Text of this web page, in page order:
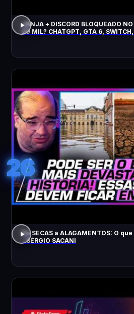
JANJA + DISCORD BLOQUEADO
26
De SECAS a ALAGAMENTOS: O
- SÉRGIO SACANI